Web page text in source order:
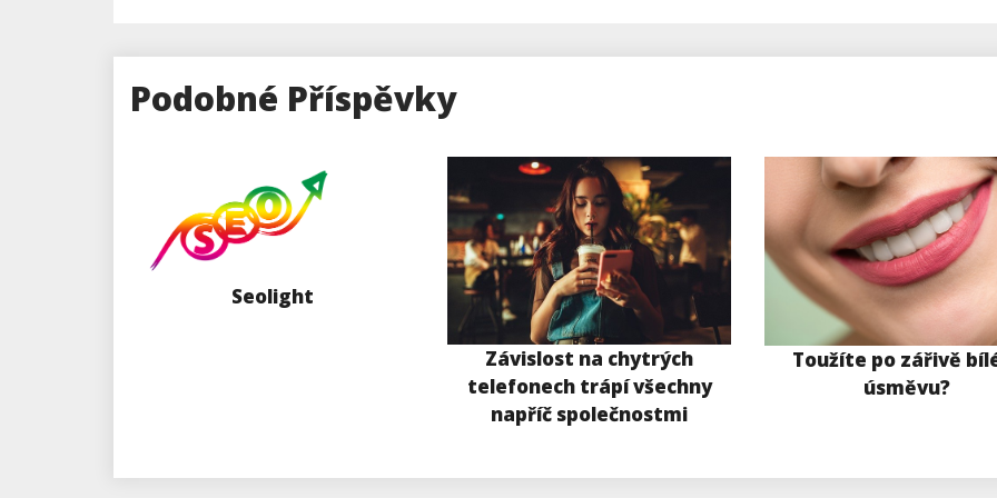
Příspěvek
Podobné Příspěvky
Seolight
Závislost na chytrých
telefonech trápí všechny
napříč společnostmi
Toužíte po zářivě
úsměvu?